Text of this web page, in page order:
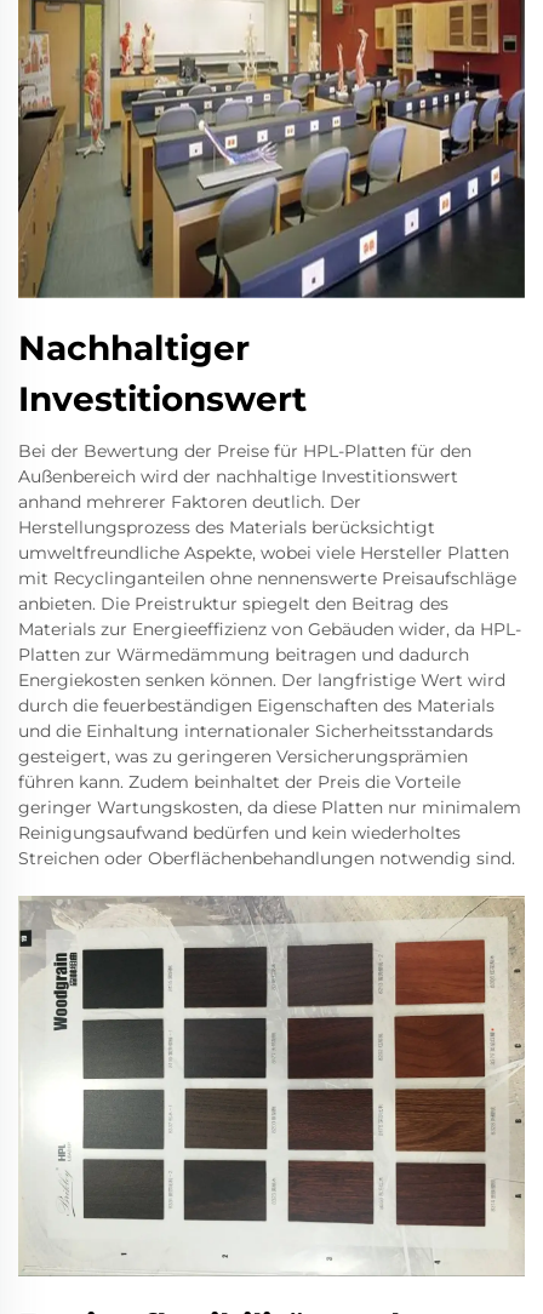
Nachhaltiger
Investitionswert
Bei der Bewertung der Preise für HPL-Platten für den
Außenbereich wird der nachhaltige Investitionswert
anhand mehrerer Faktoren deutlich. Der
Herstellungsprozess des Materials berücksichtigt
umweltfreundliche Aspekte, wobei viele Hersteller Platten
mit Recyclinganteilen ohne nennenswerte Preisaufschläge
anbieten. Die Preistruktur spiegelt den Beitrag des
Materials zur Energieeffizienz von Gebäuden wider, da HPL-
Platten zur Wärmedämmung beitragen und dadurch
Energiekosten senken können. Der langfristige Wert wird
durch die feuerbeständigen Eigenschaften des Materials
und die Einhaltung internationaler Sicherheitsstandards
gesteigert, was zu geringeren Versicherungsprämien
führen kann. Zudem beinhaltet der Preis die Vorteile
geringer Wartungskosten, da diese Platten nur minimalem
Reinigungsaufwand bedürfen und kein wiederholtes
Streichen oder Oberflächenbehandlungen notwendig sind.